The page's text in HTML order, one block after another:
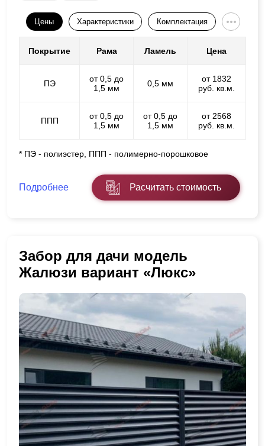
Цены Характеристики Комплектация
Покрытие Рама Ламель Цена
ПЭ
от 0,5 до
1,5 мм
0,5 мм
от 1832
руб. кв.м.
ППП
от 0,5 до
1,5 мм
от 0,5 до
1,5 мм
от 2568
руб. кв.м.
* ПЭ - полиэстер, ППП - полимерно-порошковое
Подробнее Расчитать стоимость
Забор для дачи модель
Жалюзи вариант «Люкс»